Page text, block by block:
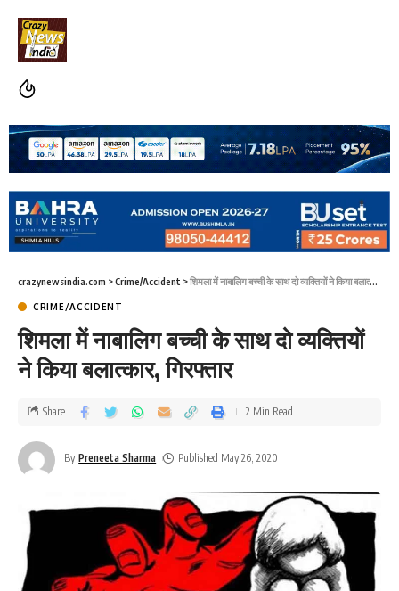
crazynewsindia.com >Crime/Accident >शिमला में नाबालिग बच्ची के साथ दो व्यक्तियों ने किया बलात्कार, गिरफ्तार
CRIME/ACCIDENT
शिमला में नाबालिग बच्ची के साथ दो व्यक्तियों
ने किया बलात्कार, गिरफ्तार
By Preneeta Sharma Published May 26, 2020
Share 2 Min Read